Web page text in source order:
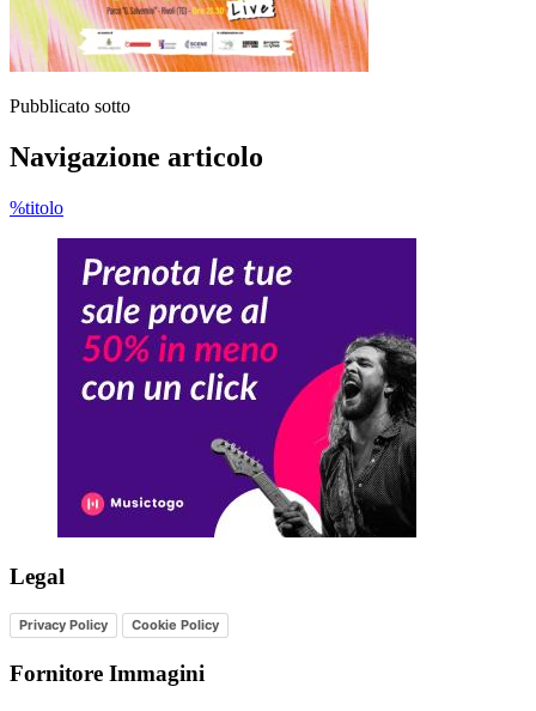
Pubblicato sotto
Navigazione articolo
%titolo
Legal
Privacy Policy Cookie Policy
Fornitore Immagini